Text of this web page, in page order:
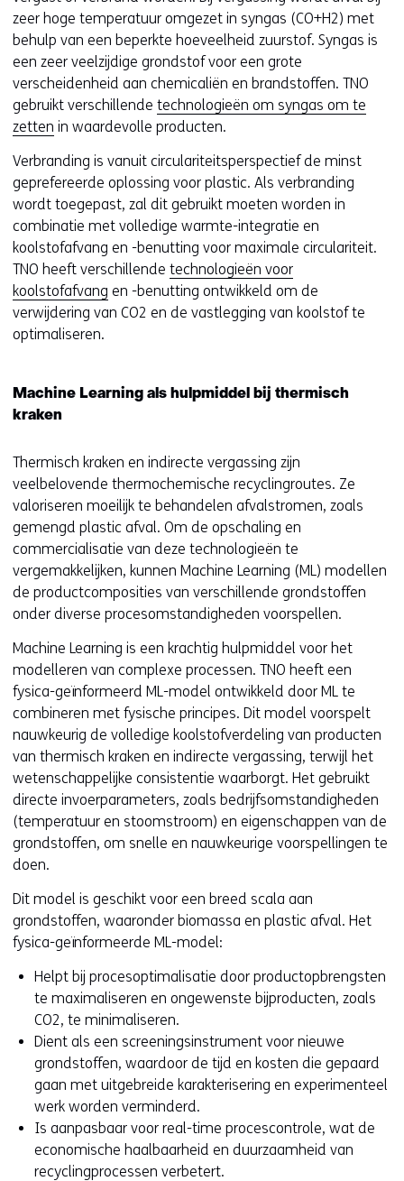
e
n
a
e
e
w
e
b
s
i
t
e
i
z
i
g
e
geweigerd.
zeer hoge temperatuur omgezet in syngas (CO+H2) met
behulp van een beperkte hoeveelheid zuurstof. Syngas is
een zeer veelzijdige grondstof voor een grote
verscheidenheid aan chemicaliën en brandstoffen. TNO
gebruikt verschillende technologieën om syngas om te
zetten in waardevolle producten.
Verbranding is vanuit circulariteitsperspectief de minst
geprefereerde oplossing voor plastic. Als verbranding
wordt toegepast, zal dit gebruikt moeten worden in
combinatie met volledige warmte-integratie en
koolstofafvang en -benutting voor maximale circulariteit.
TNO heeft verschillende technologieën voor
koolstofafvang en -benutting ontwikkeld om de
verwijdering van CO2 en de vastlegging van koolstof te
optimaliseren.
Machine Learning als hulpmiddel bij thermisch
kraken
Thermisch kraken en indirecte vergassing zijn
veelbelovende thermochemische recyclingroutes. Ze
valoriseren moeilijk te behandelen afvalstromen, zoals
gemengd plastic afval. Om de opschaling en
commercialisatie van deze technologieën te
vergemakkelijken, kunnen Machine Learning (ML) modellen
de productcomposities van verschillende grondstoffen
onder diverse procesomstandigheden voorspellen.
Machine Learning is een krachtig hulpmiddel voor het
modelleren van complexe processen. TNO heeft een
fysica-geïnformeerd ML-model ontwikkeld door ML te
combineren met fysische principes. Dit model voorspelt
nauwkeurig de volledige koolstofverdeling van producten
van thermisch kraken en indirecte vergassing, terwijl het
wetenschappelijke consistentie waarborgt. Het gebruikt
directe invoerparameters, zoals bedrijfsomstandigheden
(temperatuur en stoomstroom) en eigenschappen van de
grondstoffen, om snelle en nauwkeurige voorspellingen te
doen.
Dit model is geschikt voor een breed scala aan
grondstoffen, waaronder biomassa en plastic afval. Het
fysica-geïnformeerde ML-model:
Helpt bij procesoptimalisatie door productopbrengsten
te maximaliseren en ongewenste bijproducten, zoals
CO2, te minimaliseren.
Dient als een screeningsinstrument voor nieuwe
grondstoffen, waardoor de tijd en kosten die gepaard
gaan met uitgebreide karakterisering en experimenteel
werk worden verminderd.
Is aanpasbaar voor real-time procescontrole, wat de
economische haalbaarheid en duurzaamheid van
recyclingprocessen verbetert.